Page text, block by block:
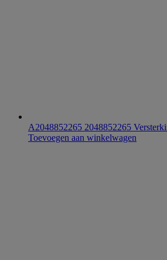
A2048852265 2048852265
Toevoegen aan winkelwagen